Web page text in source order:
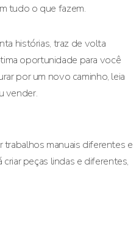
tudo o que fazem.
histórias, traz de volta
oportunidade para você
por um novo caminho, leia
vender.
manuais diferentes e
peças lindas e diferentes,